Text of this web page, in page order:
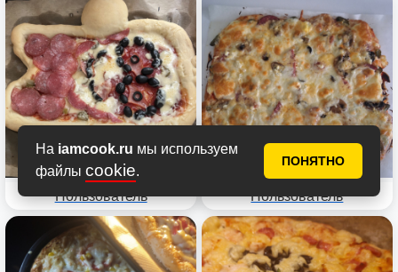
На iamcook.ru мы используем
файлы cookie.
ПОНЯТНО
Пользователь Пользователь